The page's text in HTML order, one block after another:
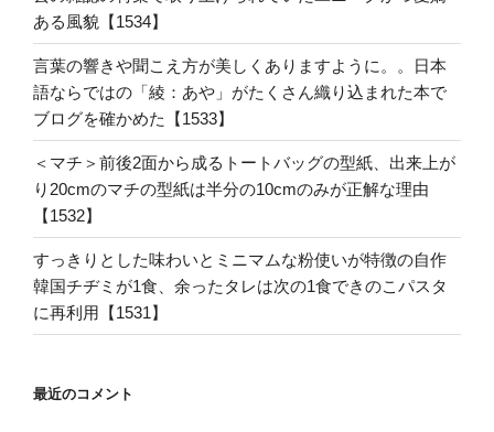
ある風貌【1534】
言葉の響きや聞こえ方が美しくありますように。。日本
語ならではの「綾：あや」がたくさん織り込まれた本で
ブログを確かめた【1533】
＜マチ＞前後2面から成るトートバッグの型紙、出来上が
り20cmのマチの型紙は半分の10cmのみが正解な理由
【1532】
すっきりとした味わいとミニマムな粉使いが特徴の自作
韓国チヂミが1食、余ったタレは次の1食できのこパスタ
に再利用【1531】
最近のコメント